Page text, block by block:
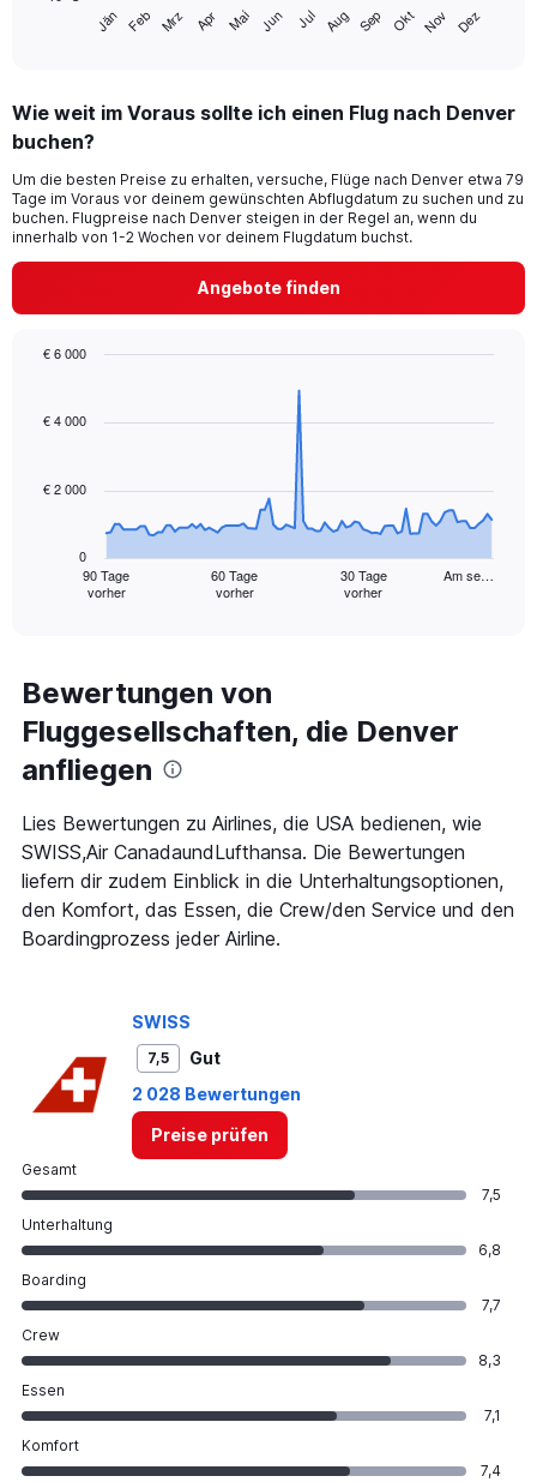
categories.
Range:
categories.
The
chart
axis
displaying
values.
-10
Jän Feb Mrz Apr Mai Jun Jul Aug Sep Okt Nov Dez
Wie weit im Voraus sollte ich einen Flug nach Denver
buchen?
Um die besten Preise zu erhalten, versuche, Flüge nach Denver etwa 79
Tage im Voraus vor deinem gewünschten Abflugdatum zu suchen und zu
buchen. Flugpreise nach Denver steigen in der Regel an, wenn du
innerhalb von 1-2 Wochen vor deinem Flugdatum buchst.
Angebote finden
91
Range:
91
categories.
The
chart
1
Y
axis
displaying
values.
Range:
90 Tage
vorher
60 Tage
vorher
30 Tage
vorher
Am se…
0
€ 2 000
€ 4 000
€ 6 000
Bewertungen von
Fluggesellschaften, die Denver
anfliegen
Lies Bewertungen zu Airlines, die USA bedienen, wie
SWISS,Air CanadaundLufthansa. Die Bewertungen
liefern dir zudem Einblick in die Unterhaltungsoptionen,
den Komfort, das Essen, die Crew/den Service und den
Boardingprozess jeder Airline.
SWISS
7,5
Gut
2 028 Bewertungen
Preise prüfen
Gesamt
7,5
Unterhaltung
6,8
Boarding
7,7
Crew
8,3
Essen
7,1
Komfort
7,4